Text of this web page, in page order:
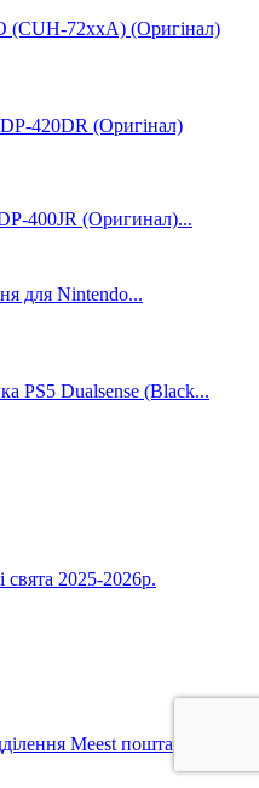
(CUH-72xxA) (Оригінал)
420DR (Оригінал)
400JR (Оригинал)...
для Nintendo...
PS5 Dualsense (Black...
свята 2025-2026р.
Meest пошта